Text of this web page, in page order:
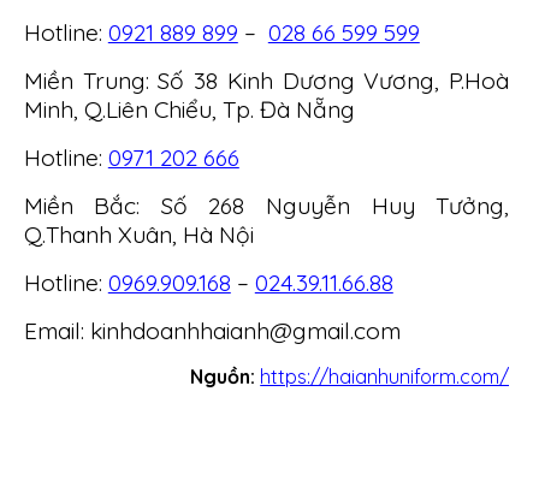
Hotline: 0921 889 899 – 028 66 599 599
Miền Trung: Số 38 Kinh Dương Vương, P.Hoà
Minh, Q.Liên Chiểu, Tp. Đà Nẵng
Hotline: 0971 202 666
Miền Bắc: Số 268 Nguyễn Huy Tưởng,
Q.Thanh Xuân, Hà Nội
Hotline: 0969.909.168 – 024.39.11.66.88
Email: kinhdoanhhaianh@gmail.com
Nguồn: https://haianhuniform.com/